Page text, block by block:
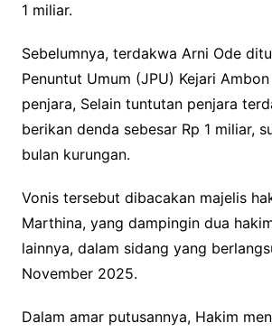
1 miliar.
Sebelumnya, terdakwa Arni Ode
Penuntut Umum (JPU) Kejari
penjara, Selain tuntutan penjara
berikan denda sebesar Rp 1 miliar,
bulan kurungan.
Vonis tersebut dibacakan majelis
Marthina, yang dampingin dua
lainnya, dalam sidang yang
November 2025.
Dalam amar putusannya, Hakim